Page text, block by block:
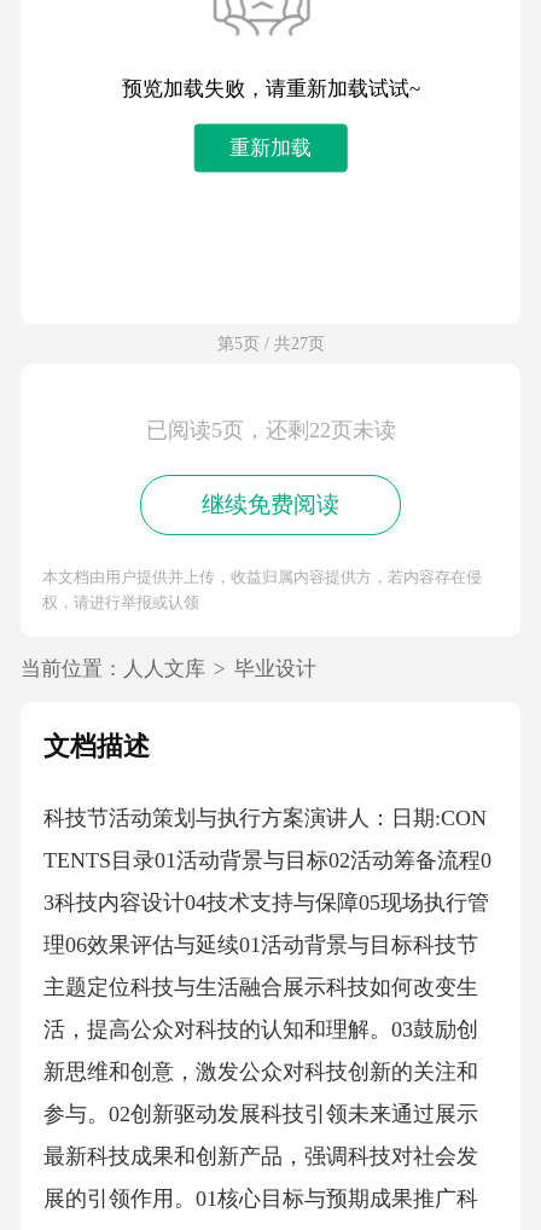
预览加载失败，请重新加载试试~
重新加载
第5页 / 共27页
已阅读5页，还剩22页未读
继续免费阅读
本文档由用户提供并上传，收益归属内容提供方，若内容存在侵
权，请进行举报或认领
当前位置： 人人文库 > 毕业设计
文档描述
科技节活动策划与执行方案演讲人：日期:CON
TENTS目录01活动背景与目标02活动筹备流程0
3科技内容设计04技术支持与保障05现场执行管
理06效果评估与延续01活动背景与目标科技节
主题定位科技与生活融合展示科技如何改变生
活，提高公众对科技的认知和理解。03鼓励创
新思维和创意，激发公众对科技创新的关注和
参与。02创新驱动发展科技引领未来通过展示
最新科技成果和创新产品，强调科技对社会发
展的引领作用。01核心目标与预期成果推广科